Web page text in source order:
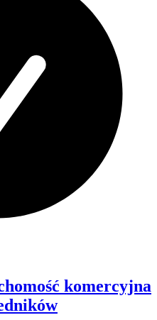
komercyjna